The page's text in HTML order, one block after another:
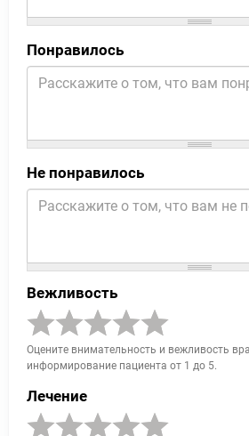
Понравилось
Не понравилось
Вежливость
Оцените внимательность и вежливость
информирование пациента от 1 до 5.
Лечение